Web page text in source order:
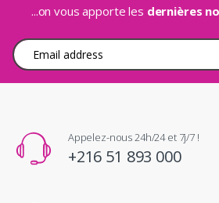
...on vous apporte les dernières
Adresse e-mail
Appelez-nous 24h/24 et 7j/7 !
+216 51 893 000